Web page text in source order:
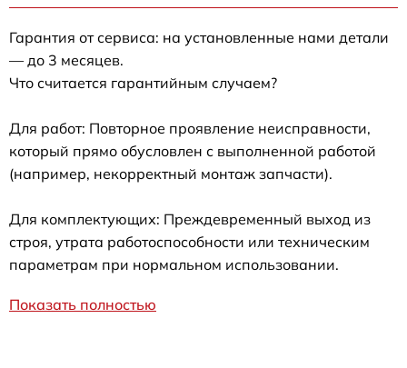
Гарантия от сервиса: на установленные нами детали
— до 3 месяцев.
Что считается гарантийным случаем?
Для работ: Повторное проявление неисправности,
который прямо обусловлен с выполненной работой
(например, некорректный монтаж запчасти).
Для комплектующих: Преждевременный выход из
строя, утрата работоспособности или техническим
параметрам при нормальном использовании.
Показать полностью